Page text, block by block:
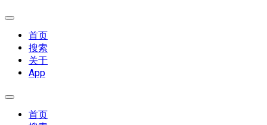
展
首页
搜索
关于
App
展
首页